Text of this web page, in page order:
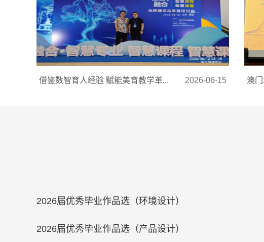
借鉴数智育人经验 赋能美育教学革... 2026-06-15 澳
2026届优秀毕业作品选（环境设计）
2026届优秀毕业作品选（产品设计）